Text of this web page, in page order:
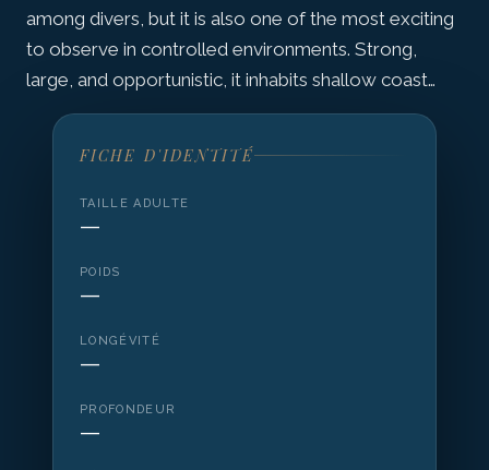
among divers, but it is also one of the most exciting
to observe in controlled environments. Strong,
large, and opportunistic, it inhabits shallow coast…
FICHE D'IDENTITÉ
TAILLE ADULTE
—
POIDS
—
LONGÉVITÉ
—
PROFONDEUR
—